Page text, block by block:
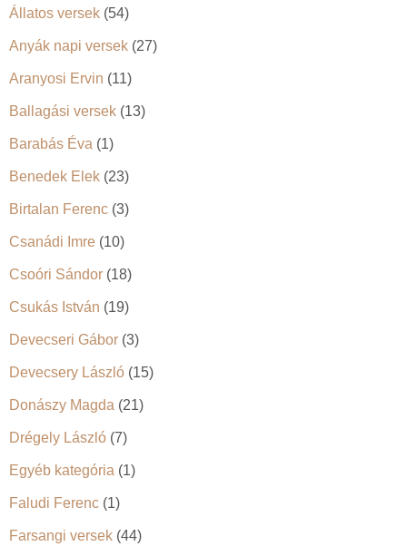
Állatos versek (54)
Anyák napi versek (27)
Aranyosi Ervin (11)
Ballagási versek (13)
Barabás Éva (1)
Benedek Elek (23)
Birtalan Ferenc (3)
Csanádi Imre (10)
Csoóri Sándor (18)
Csukás István (19)
Devecseri Gábor (3)
Devecsery László (15)
Donászy Magda (21)
Drégely László (7)
Egyéb kategória (1)
Faludi Ferenc (1)
Farsangi versek (44)